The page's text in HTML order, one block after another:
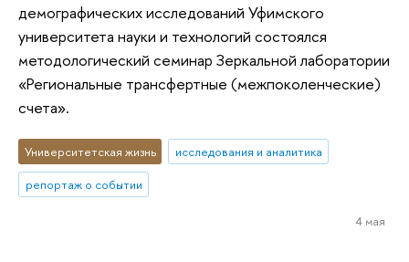
демографических исследований Уфимского
университета науки и технологий состоялся
методологический семинар Зеркальной лаборатории
«Региональные трансфертные (межпоколенческие)
счета».
Университетская жизнь
исследования и аналитика
репортаж о событии
4 мая